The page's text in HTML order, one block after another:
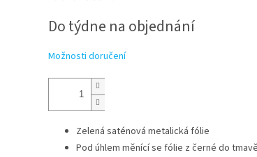
cena:
Do týdne na objednání
Možnosti doručení
Zelená saténová metalická fólie
Pod úhlem měnící se fólie z černé do